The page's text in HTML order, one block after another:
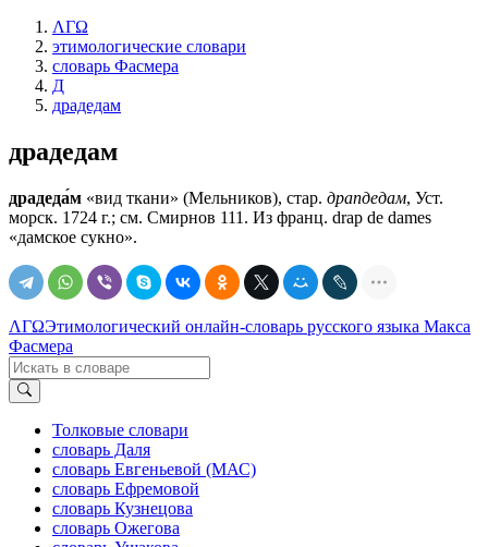
ΛΓΩ
этимологические словари
словарь Фасмера
Д
драдедам
драдедам
драдеда́м «вид ткани» (Мельников), стар. драпдедам, Уст.
морск. 1724 г.; см. Смирнов 111. Из франц. drap de dames
«дамское сукно».
ΛΓΩЭтимологический онлайн-словарь русского языка Макса
Фасмера
Толковые словари
словарь Даля
словарь Евгеньевой (МАС)
словарь Ефремовой
словарь Кузнецова
словарь Ожегова